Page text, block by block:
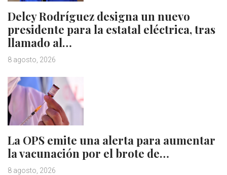
Delcy Rodríguez designa un nuevo
presidente para la estatal eléctrica, tras
llamado al…
8 agosto, 2026
La OPS emite una alerta para aumentar
la vacunación por el brote de…
8 agosto, 2026